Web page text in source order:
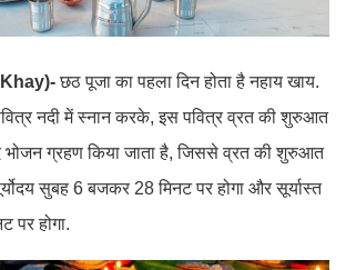
Khay)-छठ पूजा का पहला दिन होता है नहाय खाय.
नदी में स्नान करके, इस पवित्र व्रत की शुरुआत
भोजन ग्रहण किया जाता है, जिससे व्रत की शुरुआत
सुबह 6 बजकर 28 मिनट पर होगा और सूर्यास्त
पर होगा.